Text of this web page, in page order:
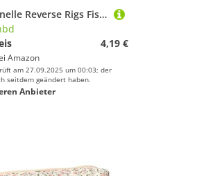
Professionelle Reverse Rigs Fishhook Leichte Käfig Feeder Kohlenstoffstahl Anti Design Süßwassersee Köder Federung Haken Anti Boden Bohrinseln Fischerköder
4,19 €
Amazon
am 27.09.2025 um 00:03; der
seitdem geändert haben.
Anbieter